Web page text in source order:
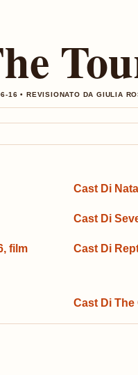
16 • REVISIONATO DA GIULIA
Cast Di
Cast Di
film Cast Di
Cast Di